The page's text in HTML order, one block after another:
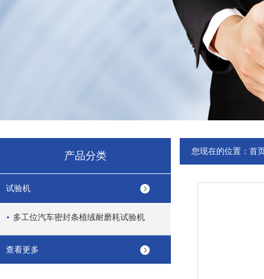
产品分类
试验机
多工位汽车密封条植绒耐磨耗试验机
查看更多
您现在的位置： 首